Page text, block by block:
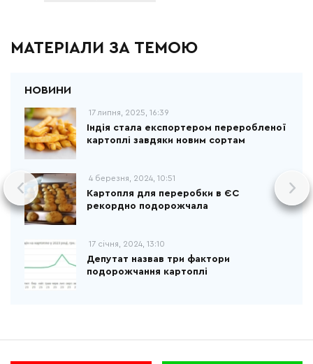
МАТЕРІАЛИ ЗА ТЕМОЮ
17 липня, 2025, 16:39
Індія стала експортером переробленої
картоплі завдяки новим сортам
4 березня, 2024, 10:51
Картопля для переробки в ЄС
рекордно подорожчала
17 січня, 2024, 13:10
Депутат назвав три фактори
подорожчання картоплі